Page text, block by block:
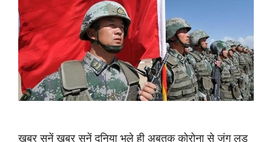
ख़बर सुनें ख़बर सुनें दुनिया भले ही अबतक कोरोना से जंग लड़